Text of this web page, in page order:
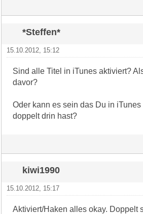
*Steffen*
15.10.2012, 15:12
Sind alle Titel in iTunes aktiviert?
davor?
Oder kann es sein das Du in iTunes
doppelt drin hast?
kiwi1990
15.10.2012, 15:17
Aktiviert/Haken alles okay. Doppelt